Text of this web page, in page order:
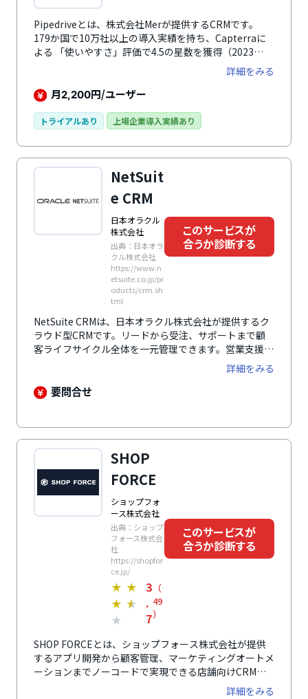
Pipedriveとは、株式会社Merが提供するCRMです。
179か国で10万社以上の導入実績を持ち、Capterraに
よる 「使いやすさ」評価で4.5の星数を獲得（2023
年）、顧客支援満足度93%、など多くの実績を持って
います。シンプルで使いやすく優れたインターフェイス
が特徴で、操作性を高め作業効率をアップします。ノー
ード情報を自動収集、セールスプロセスによってパイプ
視化、定型業務の自動化や提案書、見積書、契約書を自
動生成さらには電子契約の締結までPipedrive内で完結
します。営業パーソンの営業活動をアシストし、営業
詳細をみる
月2,200円/ユーザー
トライアルあり 上場企業導入実績あり
NetSuit
e CRM
日本オラクル
株式会社
出典：日本オラ
クル株式会社
https://www.n
etsuite.co.jp/pr
oducts/crm.sh
tml
このサービスが
合うか診断する
NetSuite CRMは、日本オラクル株式会社が提供するク
ラウド型CRMです。リードから受注、サポートまで顧
客ライフサイクル全体を一元管理できます。営業支援
（SFA）、マーケティング・オートメーション、カスタ
マーサービス管理に加え、見積もり、受注管理、コミッ
ション、販売予測機能も搭載。顧客・パートナー・仕入
詳細をみる
要問合せ
SHOP
FORCE
ショップフォ
ース株式会社
出典：ショップ
フォース株式会
社
https://shopfor
ce.jp/
★ ★
★ ★
★
3
.
7
（
49
）
このサービスが
合うか診断する
SHOP FORCEとは、ショップフォース株式会社が提供
するアプリ開発から顧客管理、マーケティングオートメ
ーションまでノーコードで実現できる店舗向けCRMで
す。飲食店・アパレル・小売・美容院・ドラッグ様々な
詳細をみる